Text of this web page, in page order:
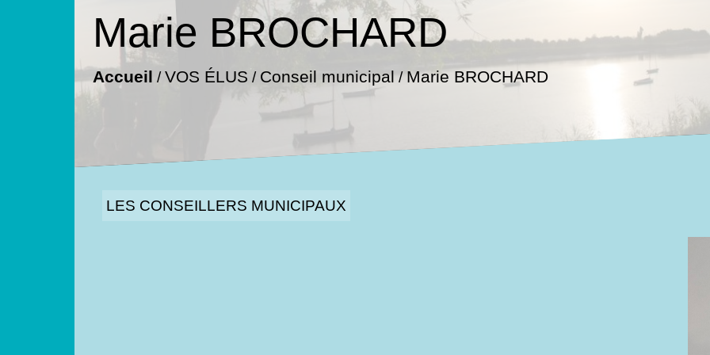
Marie BROCHARD
Accueil /VOS ÉLUS / Conseil municipal /Marie BROCHARD
LES CONSEILLERS MUNICIPAUX